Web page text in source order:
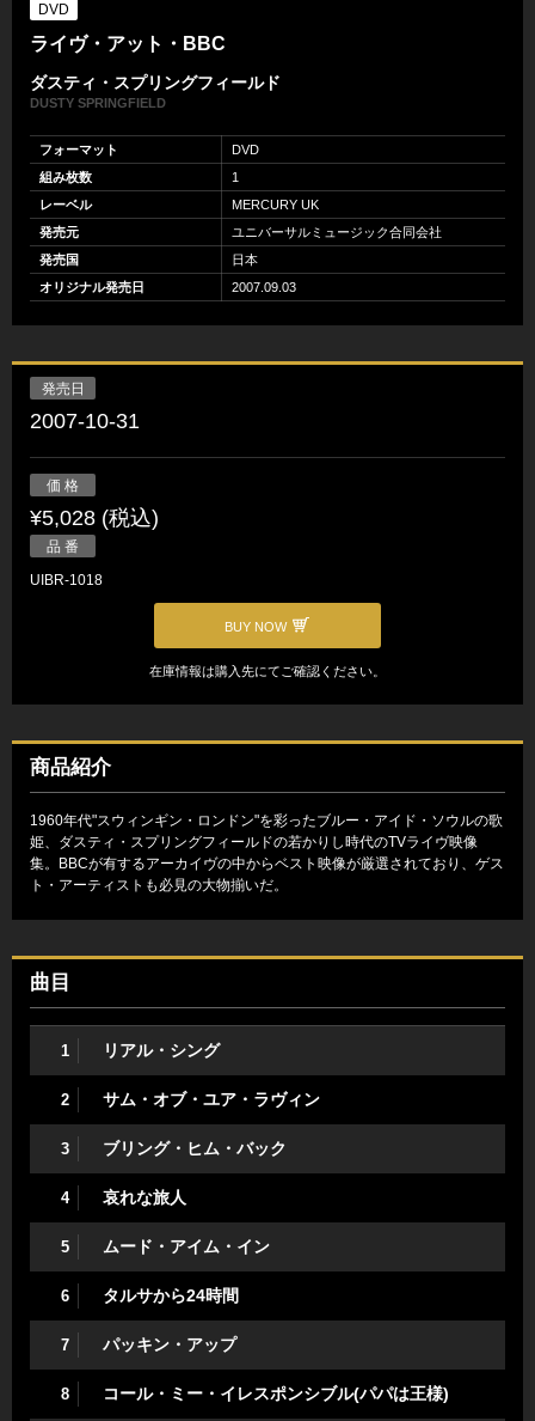
DVD
ライヴ・アット・BBC
ダスティ・スプリングフィールド
DUSTY SPRINGFIELD
フォーマット
DVD
組み枚数
1
レーベル
MERCURY UK
発売元
ユニバーサルミュージック合同会社
発売国
日本
オリジナル発売日
2007.09.03
発売日
2007-10-31
価 格
¥5,028 (税込)
品 番
UIBR-1018
BUY NOW
在庫情報は購入先にてご確認ください。
商品紹介
1960年代"スウィンギン・ロンドン"を彩ったブルー・アイド・ソウルの歌
姫、ダスティ・スプリングフィールドの若かりし時代のTVライヴ映像
集。BBCが有するアーカイヴの中からベスト映像が厳選されており、ゲス
ト・アーティストも必見の大物揃いだ。
曲目
1 リアル・シング
2 サム・オブ・ユア・ラヴィン
3 ブリング・ヒム・バック
4 哀れな旅人
5 ムード・アイム・イン
6 タルサから24時間
7 パッキン・アップ
8 コール・ミー・イレスポンシブル(パパは王様)